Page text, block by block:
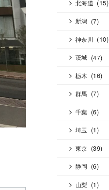
北海道 (15)
新潟 (7)
神奈川 (10)
茨城 (47)
栃木 (16)
群馬 (7)
千葉 (6)
埼玉 (1)
東京 (39)
静岡 (6)
山梨 (1)